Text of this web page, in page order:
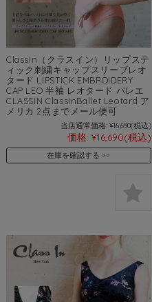
ClassIn（クラスイン）リップステ
ィック刺繍キャップスリーブレオ
タード LIPSTICK EMBROIDERY
CAP LEO 半袖 レオタード バレエ
CLASSIN ClassInBallet Leotard ア
メリカ 2点までメール便可
当店通常価格: ¥16,690(税込)
価格: ¥16,690(税込)
在庫を確認する